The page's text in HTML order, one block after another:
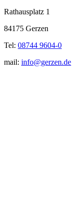
Rathausplatz 1
84175 Gerzen
Tel: 08744 9604-0
mail: info@gerzen.de